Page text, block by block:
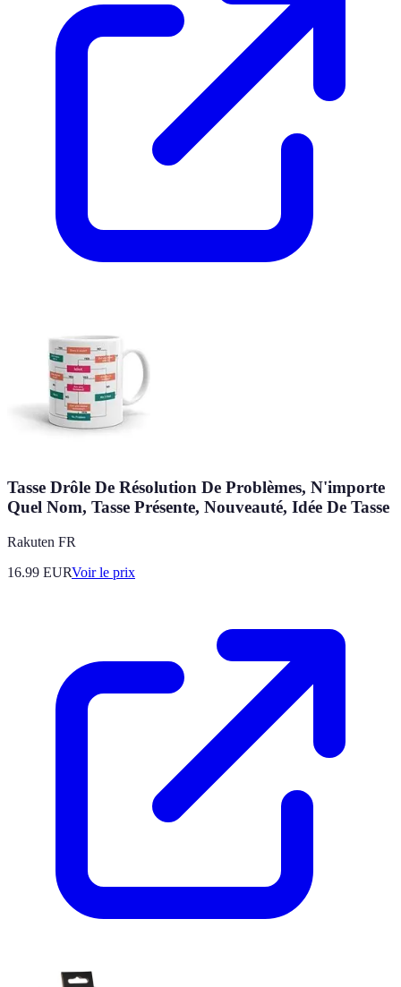
Tasse Drôle De Résolution De Problèmes, N'importe
Quel Nom, Tasse Présente, Nouveauté, Idée De Tasse
Rakuten FR
16.99 EURVoir le prix